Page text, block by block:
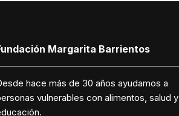
Margarita Barrientos
hace más de 30 años ayudamos a
vulnerables con alimentos, salud y